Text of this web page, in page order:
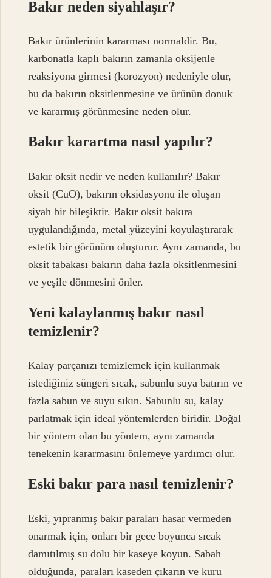
Bakır neden siyahlaşır?
Bakır ürünlerinin kararması normaldir. Bu,
karbonatla kaplı bakırın zamanla oksijenle
reaksiyona girmesi (korozyon) nedeniyle olur,
bu da bakırın oksitlenmesine ve ürünün donuk
ve kararmış görünmesine neden olur.
Bakır karartma nasıl yapılır?
Bakır oksit nedir ve neden kullanılır? Bakır
oksit (CuO), bakırın oksidasyonu ile oluşan
siyah bir bileşiktir. Bakır oksit bakıra
uygulandığında, metal yüzeyini koyulaştırarak
estetik bir görünüm oluşturur. Aynı zamanda, bu
oksit tabakası bakırın daha fazla oksitlenmesini
ve yeşile dönmesini önler.
Yeni kalaylanmış bakır nasıl
temizlenir?
Kalay parçanızı temizlemek için kullanmak
istediğiniz süngeri sıcak, sabunlu suya batırın ve
fazla sabun ve suyu sıkın. Sabunlu su, kalay
parlatmak için ideal yöntemlerden biridir. Doğal
bir yöntem olan bu yöntem, aynı zamanda
tenekenin kararmasını önlemeye yardımcı olur.
Eski bakır para nasıl temizlenir?
Eski, yıpranmış bakır paraları hasar vermeden
onarmak için, onları bir gece boyunca sıcak
damıtılmış su dolu bir kaseye koyun. Sabah
olduğunda, paraları kaseden çıkarın ve kuru